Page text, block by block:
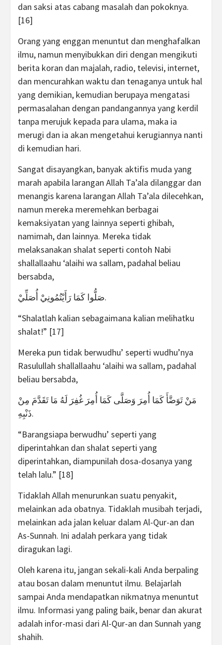
dan saksi atas cabang masalah dan pokoknya.
[16]
Orang yang enggan menuntut dan menghafalkan
ilmu, namun menyibukkan diri dengan mengikuti
berita koran dan majalah, radio, televisi, internet,
dan mencurahkan waktu dan tenaganya untuk hal
yang demikian, kemudian berupaya mengatasi
permasalahan dengan pandangannya yang kerdil
tanpa merujuk kepada para ulama, maka ia
merugi dan ia akan mengetahui kerugiannya nanti
di kemudian hari.
Sangat disayangkan, banyak aktifis muda yang
marah apabila larangan Allah Ta’ala dilanggar dan
menangis karena larangan Allah Ta’ala dilecehkan,
namun mereka meremehkan berbagai
kemaksiyatan yang lainnya seperti ghibah,
namimah, dan lainnya. Mereka tidak
melaksanakan shalat seperti contoh Nabi
shallallaahu ‘alaihi wa sallam, padahal beliau
bersabda,
صَلُّوا كَمَا رَأَيْتُمُونِيْ أُصَلِّيْ.
“Shalatlah kalian sebagaimana kalian melihatku
shalat!” [17]
Mereka pun tidak berwudhu’ seperti wudhu’nya
Rasulullah shallallaahu ‘alaihi wa sallam, padahal
beliau bersabda,
مَنْ تَوَضَّأَ كَمَا أُمِرَ وَصَلَّى كَمَا أُمِرَ غُفِرَ لَهُ مَا تَقَدَّمَ مِنْ
ذَنْبِهِ.
“Barangsiapa berwudhu’ seperti yang
diperintahkan dan shalat seperti yang
diperintahkan, diampunilah dosa-dosanya yang
telah lalu.” [18]
Tidaklah Allah menurunkan suatu penyakit,
melainkan ada obatnya. Tidaklah musibah terjadi,
melainkan ada jalan keluar dalam Al-Qur-an dan
As-Sunnah. Ini adalah perkara yang tidak
diragukan lagi.
Oleh karena itu, jangan sekali-kali Anda berpaling
atau bosan dalam menuntut ilmu. Belajarlah
sampai Anda mendapatkan nikmatnya menuntut
ilmu. Informasi yang paling baik, benar dan akurat
adalah infor-masi dari Al-Qur-an dan Sunnah yang
shahih.